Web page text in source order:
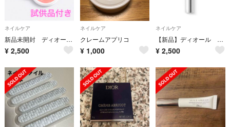
ネイルケア
新品未開封 ディオール クレームアブリコ ネイルクリーム
¥ 2,500
ネイルケア
クレームアプリコ
¥ 1,000
ネイルケア
【新品】ディオール ネイルエッセンスオイル
¥ 2,500